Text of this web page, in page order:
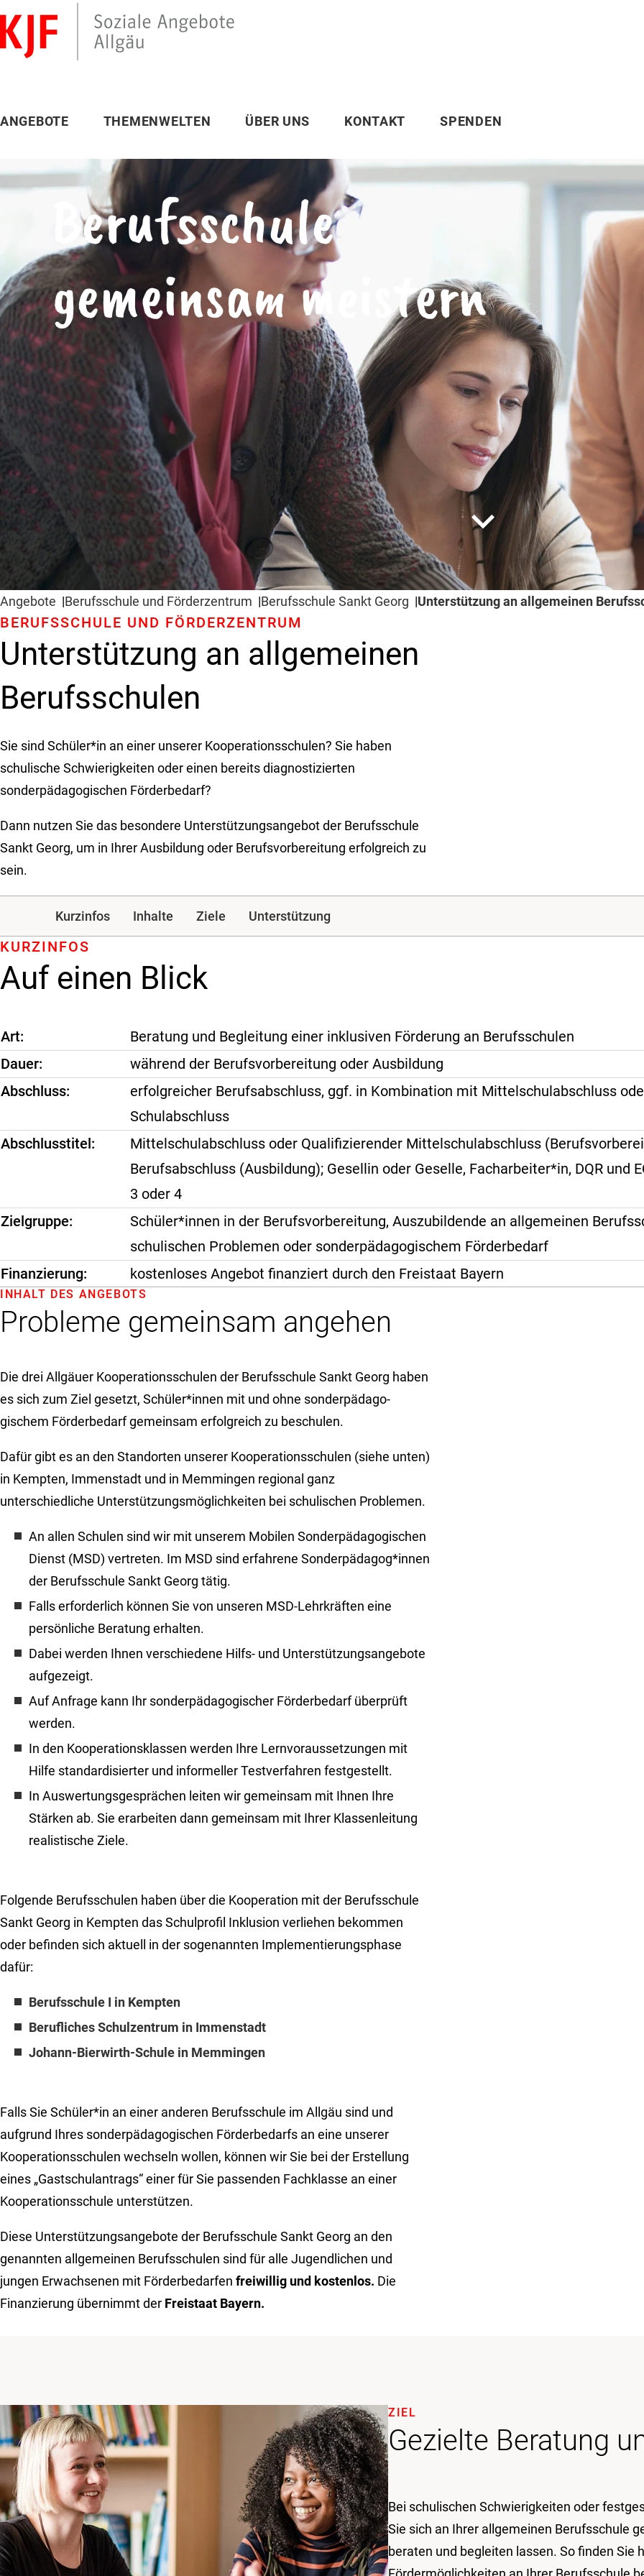
ANGEBOTE THEMENWELTEN ÜBER UNS KONTAKT SPENDEN
Berufsschule
gemeinsam meistern
expand_more
Angebote Berufsschule und Förderzentrum Berufsschule Sankt Georg Unterstützung an allgemeinen
Unterstützung an allgemeinen
Berufsschulen
BERUFSSCHULE UND FÖRDERZENTRUM
Sie sind Schüler*in an einer unserer Kooperationsschulen? Sie haben
schulische Schwierigkeiten oder einen bereits diagnostizierten
sonderpädagogischen Förderbedarf?
Dann nutzen Sie das besondere Unterstützungsangebot der Berufsschule
Sankt Georg, um in Ihrer Ausbildung oder Berufsvorbereitung erfolgreich zu
sein.
Kurzinfos Inhalte Ziele Unterstützung
Auf einen Blick
KURZINFOS
Art
Beratung und Begleitung einer inklusiven Förderung an Berufsschulen
Dauer
während der Berufsvorbereitung oder Ausbildung
Abschluss
erfolgreicher Berufsabschluss, ggf. in Kombination mit Mittelschulabschluss
Schulabschluss
Abschlusstitel
Mittelschulabschluss oder Qualifizierender Mittelschulabschluss
Berufsabschluss (Ausbildung); Gesellin oder Geselle, Facharbeiter*in, DQR und
3 oder 4
Zielgruppe
Schüler*innen in der Berufsvorbereitung, Auszubildende an allgemeinen
schulischen Problemen oder sonderpädagogischem Förderbedarf
Finanzierung
kostenloses Angebot finanziert durch den Freistaat Bayern
Probleme gemeinsam angehen
INHALT DES ANGEBOTS
Die drei Allgäuer Kooperationsschulen der Berufsschule Sankt Georg haben
es sich zum Ziel gesetzt, Schüler*innen mit und ohne sonder­pädago­
gischem Förderbedarf gemeinsam erfolgreich zu beschulen.
Dafür gibt es an den Standorten unserer Kooperationsschulen (siehe unten)
in Kempten, Immenstadt und in Memmingen regional ganz
unterschiedliche Unterstützungsmöglichkeiten bei schulischen Problemen.
An allen Schulen sind wir mit unserem Mobilen Sonderpädagogischen
Dienst (MSD) vertreten. Im MSD sind erfahrene Sonderpädagog*innen
der Berufsschule Sankt Georg tätig.
Falls erforderlich können Sie von unseren MSD-Lehrkräften eine
persönliche Beratung erhalten.
Dabei werden Ihnen verschiedene Hilfs- und Unterstützungsangebote
aufgezeigt.
Auf Anfrage kann Ihr sonderpädagogischer Förderbedarf überprüft
werden.
In den Kooperationsklassen werden Ihre Lernvoraussetzungen mit
Hilfe standardisierter und informeller Testverfahren festgestellt.
In Auswertungsgesprächen leiten wir gemeinsam mit Ihnen Ihre
Stärken ab. Sie erarbeiten dann gemeinsam mit Ihrer Klassenleitung
realistische Ziele.
Folgende Berufsschulen haben über die Kooperation mit der Berufsschule
Sankt Georg in Kempten das Schulprofil Inklusion verliehen bekommen
oder befinden sich aktuell in der sogenannten Implementierungsphase
dafür:
Berufsschule I in Kempten
Berufliches Schulzentrum in Immenstadt
Johann-Bierwirth-Schule in Memmingen
Falls Sie Schüler*in an einer anderen Berufsschule im Allgäu sind und
aufgrund Ihres sonderpädagogischen Förderbedarfs an eine unserer
Kooperationsschulen wechseln wollen, können wir Sie bei der Erstellung
eines „Gastschulantrags“ einer für Sie passenden Fachklasse an einer
Kooperationsschule unterstützen.
Diese Unterstützungsangebote der Berufsschule Sankt Georg an den
genannten allgemeinen Berufsschulen sind für alle Jugendlichen und
jungen Erwachsenen mit Förderbedarfen freiwillig und kostenlos. Die
Finanzierung übernimmt der Freistaat Bayern.
Gezielte Beratung
ZIEL
Bei schulischen Schwierigkeiten oder
Sie sich an Ihrer allgemeinen Berufsschule
beraten und begleiten lassen. So finden Sie